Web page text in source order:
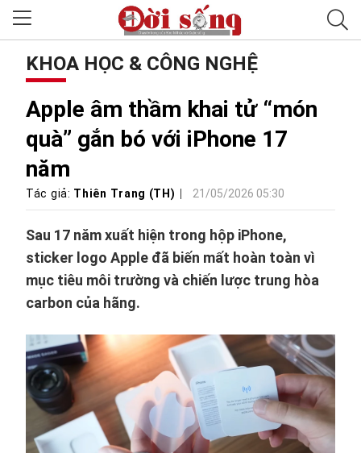
KHOA HỌC & CÔNG NGHỆ
Apple âm thầm khai tử “món
quà” gắn bó với iPhone 17
năm
Tác giả: Thiên Trang (TH) 21/05/2026 05:30
Sau 17 năm xuất hiện trong hộp iPhone,
sticker logo Apple đã biến mất hoàn toàn vì
mục tiêu môi trường và chiến lược trung hòa
carbon của hãng.